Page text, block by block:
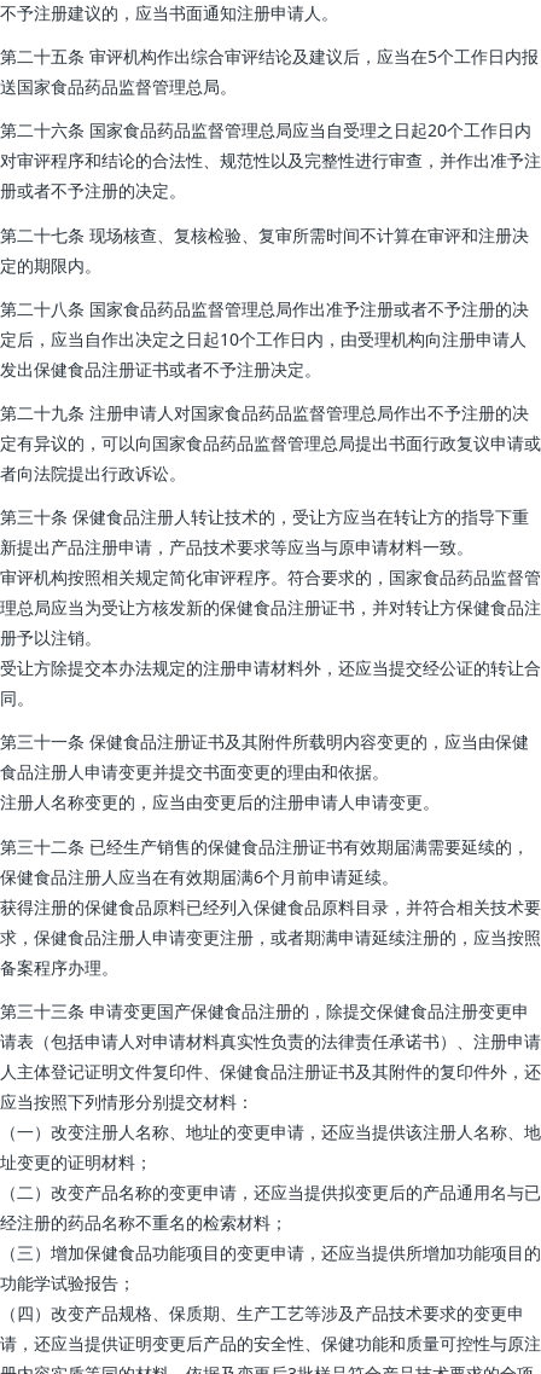
不予注册建议的，应当书面通知注册申请人。
第二十五条 审评机构作出综合审评结论及建议后，应当在5个工作日内报
送国家食品药品监督管理总局。
第二十六条 国家食品药品监督管理总局应当自受理之日起20个工作日内
对审评程序和结论的合法性、规范性以及完整性进行审查，并作出准予注
册或者不予注册的决定。
第二十七条 现场核查、复核检验、复审所需时间不计算在审评和注册决
定的期限内。
第二十八条 国家食品药品监督管理总局作出准予注册或者不予注册的决
定后，应当自作出决定之日起10个工作日内，由受理机构向注册申请人
发出保健食品注册证书或者不予注册决定。
第二十九条 注册申请人对国家食品药品监督管理总局作出不予注册的决
定有异议的，可以向国家食品药品监督管理总局提出书面行政复议申请或
者向法院提出行政诉讼。
第三十条 保健食品注册人转让技术的，受让方应当在转让方的指导下重
新提出产品注册申请，产品技术要求等应当与原申请材料一致。
审评机构按照相关规定简化审评程序。符合要求的，国家食品药品监督管
理总局应当为受让方核发新的保健食品注册证书，并对转让方保健食品注
册予以注销。
受让方除提交本办法规定的注册申请材料外，还应当提交经公证的转让合
同。
第三十一条 保健食品注册证书及其附件所载明内容变更的，应当由保健
食品注册人申请变更并提交书面变更的理由和依据。
注册人名称变更的，应当由变更后的注册申请人申请变更。
第三十二条 已经生产销售的保健食品注册证书有效期届满需要延续的，
保健食品注册人应当在有效期届满6个月前申请延续。
获得注册的保健食品原料已经列入保健食品原料目录，并符合相关技术要
求，保健食品注册人申请变更注册，或者期满申请延续注册的，应当按照
备案程序办理。
第三十三条 申请变更国产保健食品注册的，除提交保健食品注册变更申
请表（包括申请人对申请材料真实性负责的法律责任承诺书）、注册申请
人主体登记证明文件复印件、保健食品注册证书及其附件的复印件外，还
应当按照下列情形分别提交材料：
（一）改变注册人名称、地址的变更申请，还应当提供该注册人名称、地
址变更的证明材料；
（二）改变产品名称的变更申请，还应当提供拟变更后的产品通用名与已
经注册的药品名称不重名的检索材料；
（三）增加保健食品功能项目的变更申请，还应当提供所增加功能项目的
功能学试验报告；
（四）改变产品规格、保质期、生产工艺等涉及产品技术要求的变更申
请，还应当提供证明变更后产品的安全性、保健功能和质量可控性与原注